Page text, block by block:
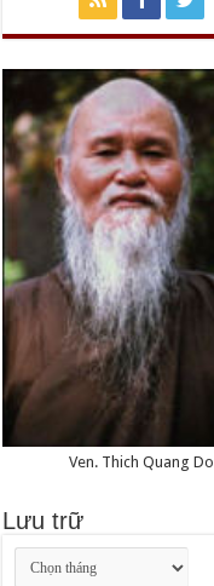
Ven. Thich Quang Do
Lưu trữ
Lưu
trữ